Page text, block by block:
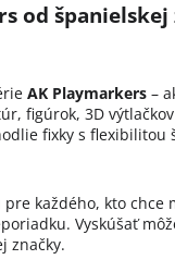
od
AK Playmarkers –
figúrok, 3D
fixky s flexibilitou
každého, kto chce
Vyskúšať
značky.